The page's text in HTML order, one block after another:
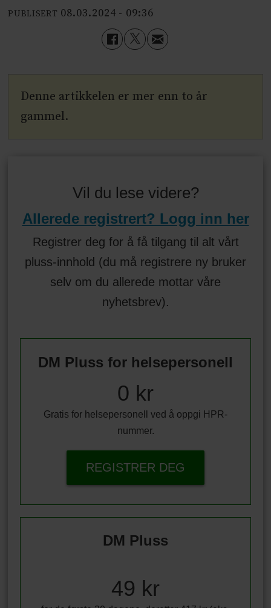
PUBLISERT 08.03.2024 - 09:36
Denne artikkelen er mer enn to år
gammel.
Vil du lese videre?
Allerede registrert? Logg inn her
Registrer deg for å få tilgang til alt vårt
pluss-innhold (du må registrere ny bruker
selv om du allerede mottar våre
nyhetsbrev).
DM Pluss for helsepersonell
0 kr
Gratis for helsepersonell ved å oppgi HPR-
nummer.
REGISTRER DEG
DM Pluss
49 kr